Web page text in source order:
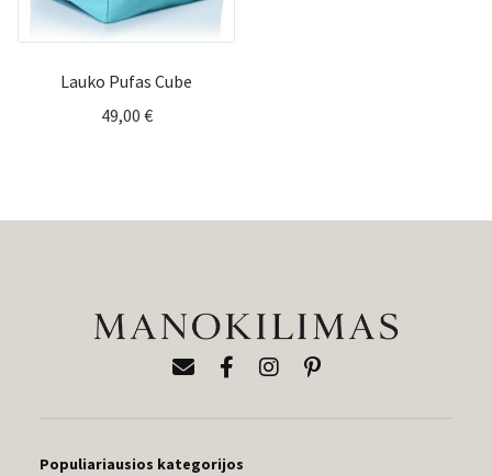
Lauko Pufas Cube
49,00 €
Populiariausios kategorijos